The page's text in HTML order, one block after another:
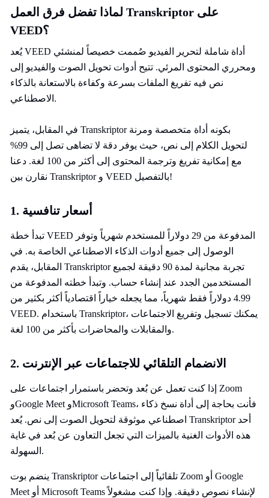
لماذا تفضل فرق العمل Transkriptor على
VEED؟
يُعد VEED أداة شاملة لتحرير الفيديو صُممت خصيصاً لمنشئي
ومحرري المحتوى المرئي. تتيح أدوات تحويل الصوت والفيديو إلى
نص فيه تفريغ الملفات بسرعة وكفاءة بالاستعانة بالذكاء
الاصطناعي.
في المقابل، يتميز Transkriptor بكونه أداة متخصصة ومرنة
لتحويل الكلام إلى نص، حيث يوفر دقة لا تضاهى تصل إلى 99%
مع إمكانية تفريغ وترجمة المحتوى إلى أكثر من 100 لغة. دعنا
نقارن بين Transkriptor و VEED بالتفصيل!
1. أسعار تنافسية
تبدأ خطة VEED المدفوعة من 29 دولاراً للمستخدم شهرياً وتوفر
الوصول إلى جميع أدوات الذكاء الاصطناعي الخاصة به. في
المقابل، يقدم Transkriptor تجربة مجانية لمدة 90 دقيقة لجميع
المستخدمين الجدد عند إنشاء حساب. وتبدأ خطته المدفوعة من
4.99 دولاراً فقط شهرياً، مما يجعله خياراً اقتصادياً أكثر بكثير من
VEED. باستخدام Transkriptor، يمكنك تسجيل وتفريغ الاجتماعات
والمقابلات والمحاضرات بأكثر من 100 لغة.
2. الانضمام التلقائي للاجتماعات عبر الإنترنت
إذا كنت تعمل عن بُعد وتحضر باستمرار اجتماعات على Zoom
وGoogle Meet وMicrosoft Teams، فأنت بحاجة إلى أداة نسخ ذكاء
اصطناعي موثوقة لتحويل الصوت إلى نص. يُعد Transkriptor أحد
هذه الأدوات الغنية بالميزات التي تجعل التعاون عن بُعد في غاية
السهولة.
ينضم بوت Transkriptor تلقائياً إلى اجتماعات Zoom أو Google
Meet أو Microsoft Teams لإنشاء نصوص دقيقة. وإذا كنت مشغولاً